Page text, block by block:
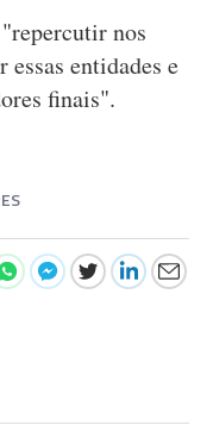
nos
essas entidades e
finais".